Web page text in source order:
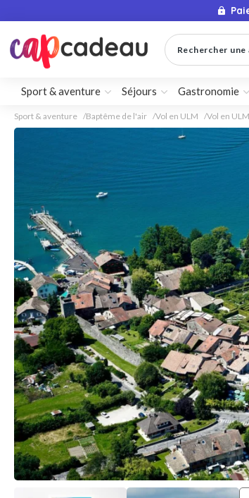
Rechercher
Sport & aventure Séjours Gastronomie
Sport & aventure Baptême de l'air Vol en ULM Vol en